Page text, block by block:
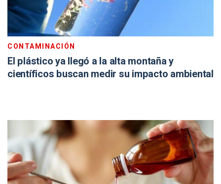
CONTAMINACIÓN
El plástico ya llegó a la alta montaña y
científicos buscan medir su impacto ambiental